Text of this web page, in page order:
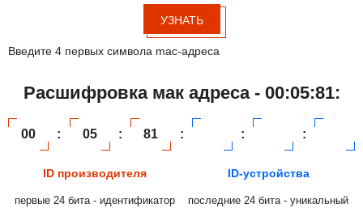
УЗНАТЬ
Введите 4 первых символа mac-адреса
Расшифровка мак адреса - 00:05:81:
00 : 05 : 81 : : :
ID производителя
первые 24 бита - идентификатор
ID-устройства
последние 24 бита - уникальный